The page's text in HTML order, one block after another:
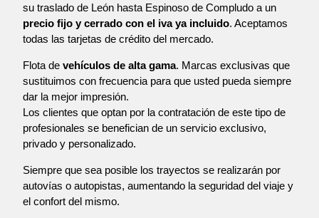
su traslado de León hasta Espinoso de Compludo a un
precio fijo y cerrado con el iva ya incluido. Aceptamos
todas las tarjetas de crédito del mercado.
Flota de vehículos de alta gama. Marcas exclusivas que
sustituimos con frecuencia para que usted pueda siempre
dar la mejor impresión.
Los clientes que optan por la contratación de este tipo de
profesionales se benefician de un servicio exclusivo,
privado y personalizado.
Siempre que sea posible los trayectos se realizarán por
autovías o autopistas, aumentando la seguridad del viaje y
el confort del mismo.